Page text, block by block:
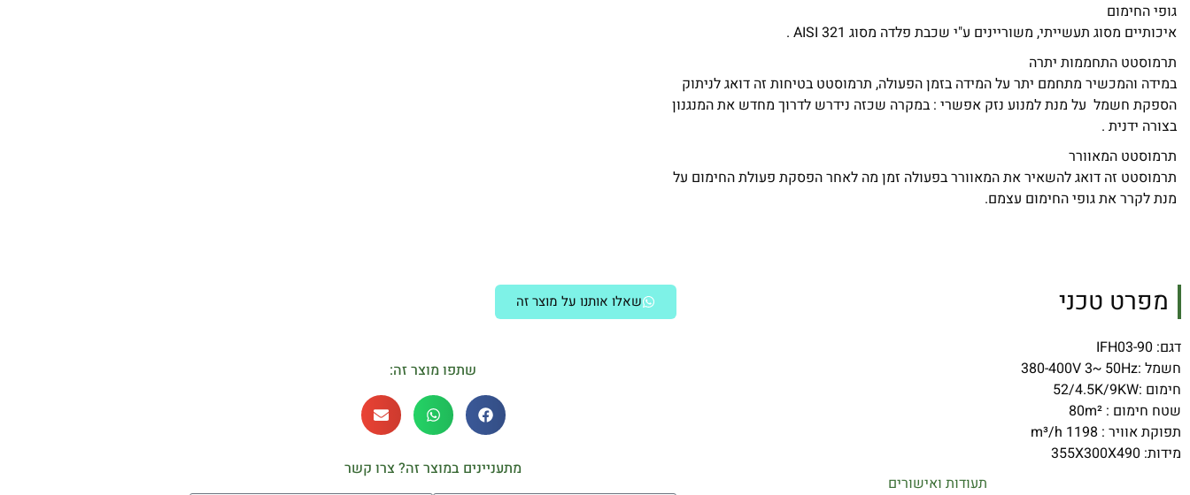
גופי החימום
איכותיים מסוג תעשייתי, משוריינים ע"י שכבת פלדה מסוג AISI 321 .
תרמוסטט התחממות יתרה
במידה והמכשיר מתחמם יתר על המידה בזמן הפעולה, תרמוסטט בטיחות זה דואג לניתוק
הספקת חשמל על מנת למנוע נזק אפשרי : במקרה שכזה נידרש לדרוך מחדש את המנגנון
בצורה ידנית .
תרמוסטט המאוורר
תרמוסטט זה דואג להשאיר את המאוורר בפעולה זמן מה לאחר הפסקת פעולת החימום על
מנת לקרר את גופי החימום עצמם.
מפרט טכני
דגם: IFH03-90
חשמל :380-400V 3~ 50Hz
חימום :52/4.5K/9KW
שטח חימום : 80m²
תפוקת אוויר : 1198 m³/h
מידות: 355X300X490
תעודות ואישורים
שאלו אותנו על מוצר זה
שתפו מוצר זה:
מתעניינים במוצר זה? צרו קשר